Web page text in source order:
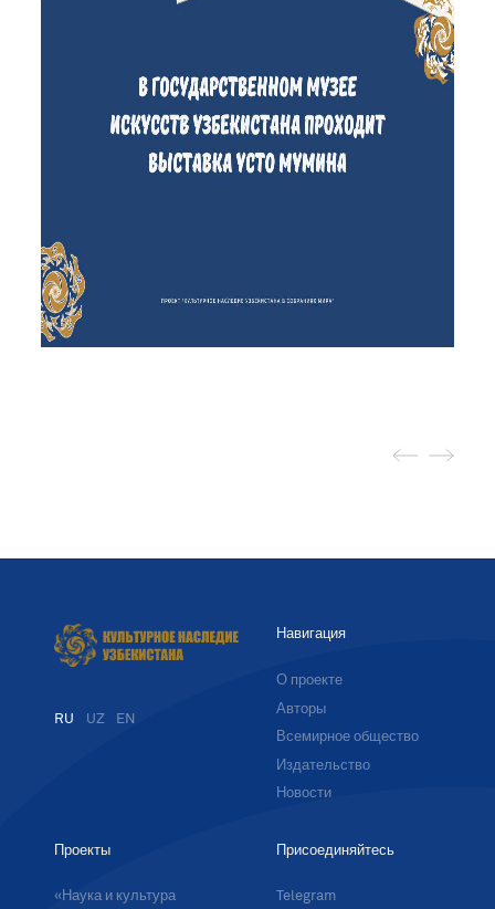
RU UZ EN
Навигация
О проекте
Авторы
Всемирное общество
Издательство
Новости
Проекты
«Наука и культура
Присоединяйтесь
Telegram